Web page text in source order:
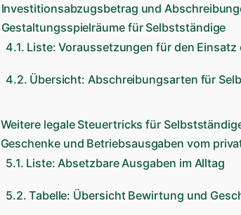
Investitionsabzugsbetrag und
Gestaltungsspielräume für Selbstständige
Liste: Voraussetzungen für den
Übersicht: Abschreibungsarten für
Weitere legale Steuertricks für
Geschenke und Betriebsausgaben vom
Liste: Absetzbare Ausgaben im Alltag
Tabelle: Übersicht Bewirtung und